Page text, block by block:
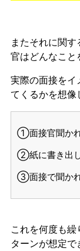
またそれに関
官はどんなこと
実際の面接をイ
てくるかを想像
①面接官聞かれ
②紙に書き出
③面接で聞かれ
これを何度も
ターンが想定で